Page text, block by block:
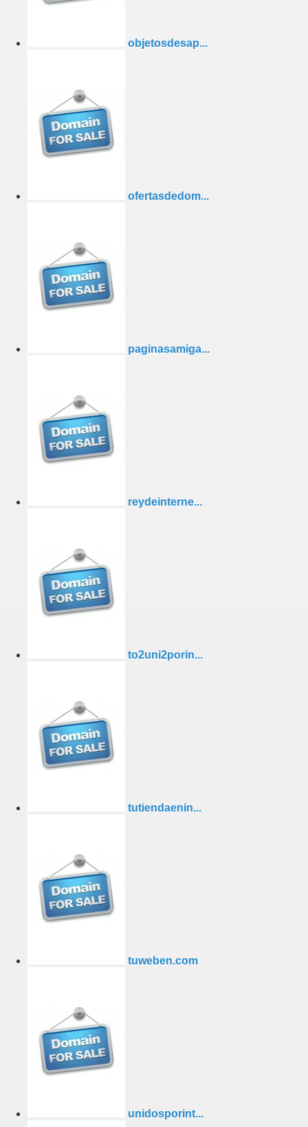
objetosdesap...
ofertasdedom...
paginasamiga...
reydeinterne...
to2uni2porin...
tutiendaenin...
tuweben.com
unidosporint...